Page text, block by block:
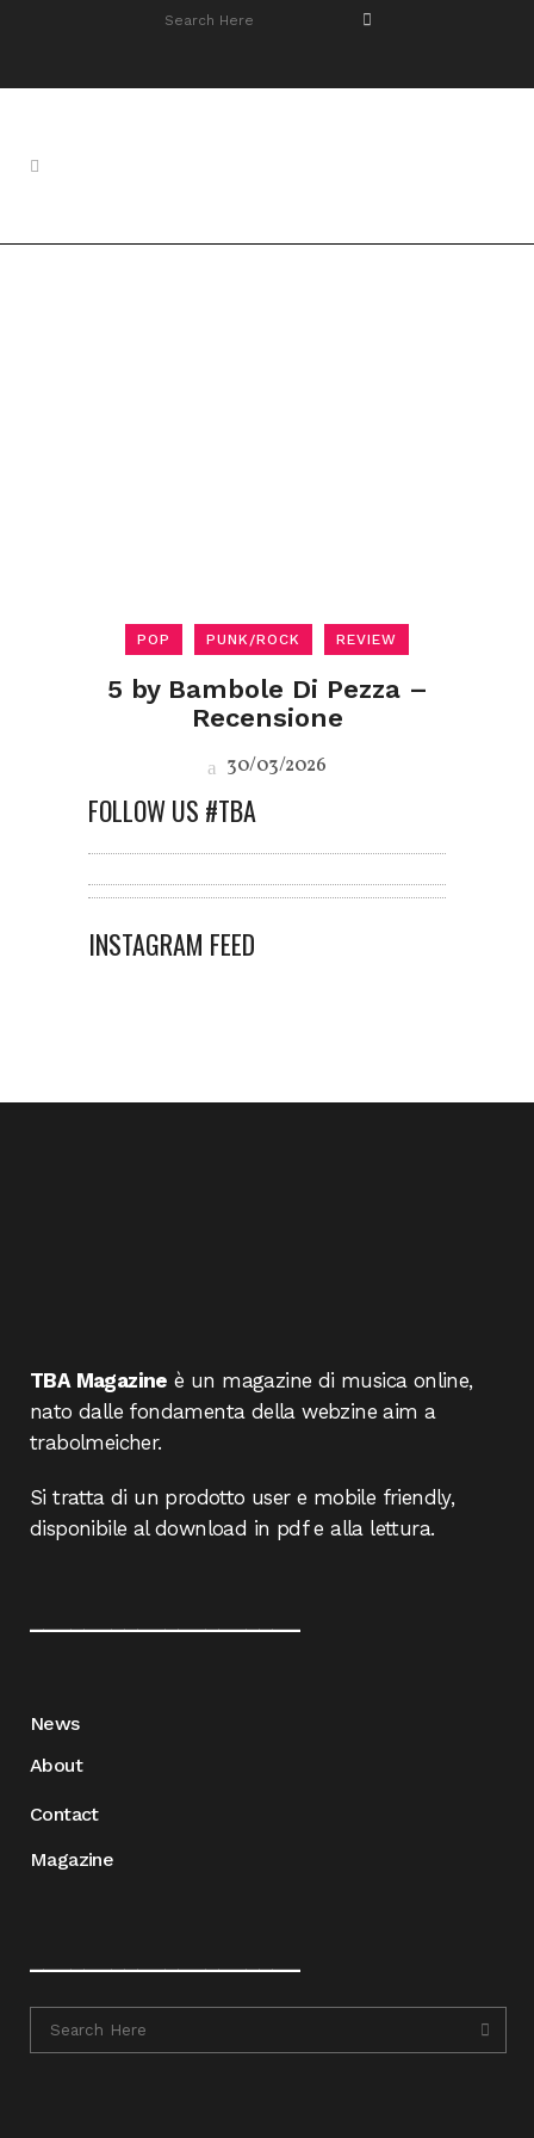
POP PUNK/ROCK REVIEW
5 by Bambole Di Pezza –
Recensione
30/03/2026
FOLLOW US #TBA
INSTAGRAM FEED
TBA Magazine è un magazine di musica online,
nato dalle fondamenta della webzine aim a
trabolmeicher.
Si tratta di un prodotto user e mobile friendly,
disponibile al download in pdf e alla lettura.
News
About
Contact
Magazine